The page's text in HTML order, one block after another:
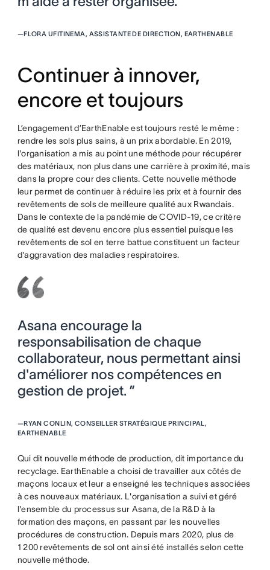
—FLORA UFITINEMA, ASSISTANTE DE DIRECTION, EARTHENABLE
Continuer à innover,
encore et toujours
L’engagement d’EarthEnable est toujours resté le même :
rendre les sols plus sains, à un prix abordable. En 2019,
l'organisation a mis au point une méthode pour récupérer
des matériaux, non plus dans une carrière à proximité, mais
dans la propre cour des clients. Cette nouvelle méthode
leur permet de continuer à réduire les prix et à fournir des
revêtements de sols de meilleure qualité aux Rwandais.
Dans le contexte de la pandémie de COVID-19, ce critère
de qualité est devenu encore plus essentiel puisque les
revêtements de sol en terre battue constituent un facteur
d'aggravation des maladies respiratoires.
Asana encourage la
responsabilisation de chaque
collaborateur, nous permettant ainsi
d'améliorer nos compétences en
gestion de projet. ”
—RYAN CONLIN, CONSEILLER STRATÉGIQUE PRINCIPAL,
EARTHENABLE
Qui dit nouvelle méthode de production, dit importance du
recyclage. EarthEnable a choisi de travailler aux côtés de
maçons locaux et leur a enseigné les techniques associées
à ces nouveaux matériaux. L'organisation a suivi et géré
l'ensemble du processus sur Asana, de la R&D à la
formation des maçons, en passant par les nouvelles
procédures de construction. Depuis mars 2020, plus de
1 200 revêtements de sol ont ainsi été installés selon cette
nouvelle méthode.